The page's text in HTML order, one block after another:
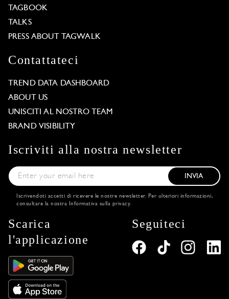
TAGBOOK
TALKS
PRESS ABOUT TAGWALK
Contattateci
TREND DATA DASHBOARD
ABOUT US
UNISCITI AL NOSTRO TEAM
BRAND VISIBILITY
Iscriviti alla nostra newsletter
INVIA
Iscrivendoti accetti di ricevere le nostre newsletter. Per ulteriori informazioni,
consultare la nostra
Informativa sulla privacy.
Scarica
l'applicazione
Seguiteci